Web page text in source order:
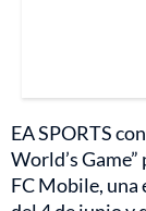
EA SPORTS
World’s Game”
FC Mobile,